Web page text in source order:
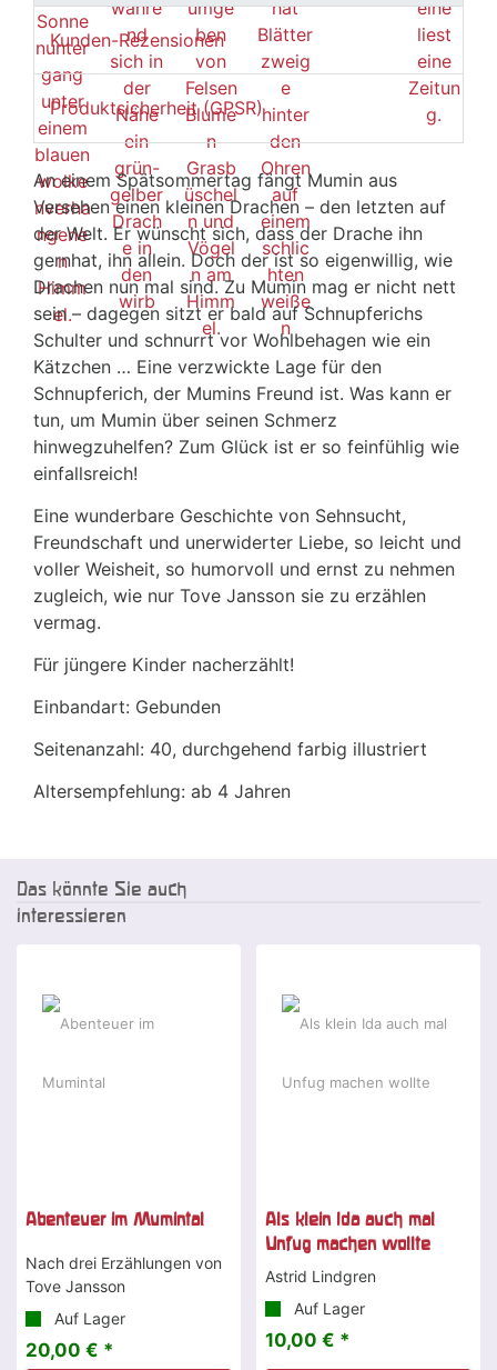
Kunden-Rezensionen
Produktsicherheit (GPSR)
An einem Spätsommertag fängt Mumin aus
Versehen einen kleinen Drachen – den letzten auf
der Welt. Er wünscht sich, dass der Drache ihn
gernhat, ihn allein. Doch der ist so eigenwillig, wie
Drachen nun mal sind. Zu Mumin mag er nicht nett
sein – dagegen sitzt er bald auf Schnupferichs
Schulter und schnurrt vor Wohlbehagen wie ein
Kätzchen … Eine verzwickte Lage für den
Schnupferich, der Mumins Freund ist. Was kann er
tun, um Mumin über seinen Schmerz
hinwegzuhelfen? Zum Glück ist er so feinfühlig wie
einfallsreich!
Eine wunderbare Geschichte von Sehnsucht,
Freundschaft und unerwiderter Liebe, so leicht und
voller Weisheit, so humorvoll und ernst zu nehmen
zugleich, wie nur Tove Jansson sie zu erzählen
vermag.
Für jüngere Kinder nacherzählt!
Einbandart: Gebunden
Seitenanzahl: 40, durchgehend farbig illustriert
Altersempfehlung: ab 4 Jahren
Das könnte Sie auch
interessieren
Abenteuer im Mumintal
Nach drei Erzählungen von
Tove Jansson
Auf Lager
20,00 € *
Als klein Ida auch mal
Unfug machen wollte
Astrid Lindgren
Auf Lager
10,00 € *